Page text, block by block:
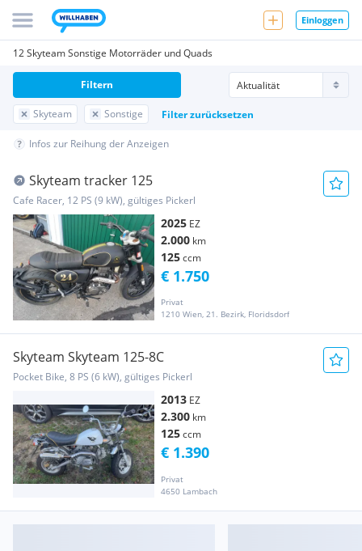
Einloggen
12 Skyteam Sonstige Motorräder und Quads
Skyteam Sonstige Filter zurücksetzen
Filtern
Infos zur Reihung der Anzeigen
Skyteam tracker 125
Cafe Racer, 12 PS (9 kW), gültiges Pickerl
2025 EZ
2.000 km
125ccm
Privat
1210 Wien, 21. Bezirk, Floridsdorf
€ 1.750
Skyteam Skyteam 125-8C
Pocket Bike, 8 PS (6 kW), gültiges Pickerl
2013 EZ
2.300 km
125ccm
Privat
4650 Lambach
€ 1.390